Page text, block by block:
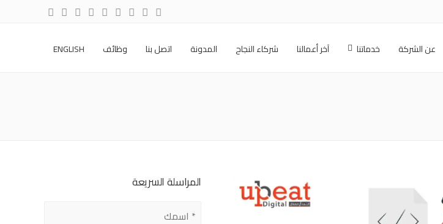
عن الشركة خدماتنا آخر أعمالنا شركاء النجاح المدونة اتصل بنا وظائف ENGLISH
المراسلة السريعة